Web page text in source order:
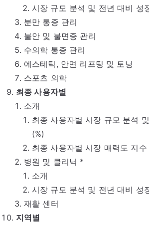
시장 규모 분석 및 전년 대비 성
분만 통증 관리
불안 및 불면증 관리
수의학 통증 관리
에스테틱, 안면 리프팅 및 토닝
스포츠 의학
최종 사용자별
소개
최종 사용자별 시장 규모 분석
(%)
최종 사용자별 시장 매력도 지수
병원 및 클리닉 *
소개
시장 규모 분석 및 전년 대비 성
재활 센터
지역별